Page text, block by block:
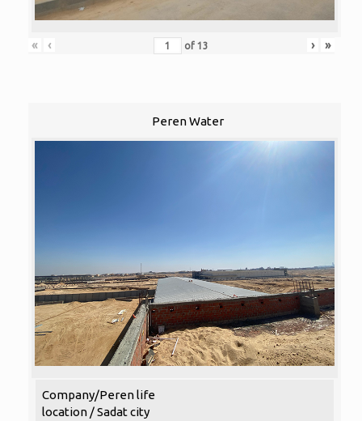
« ‹ of 13 › »
Peren Water
Company/Peren life
location / Sadat city